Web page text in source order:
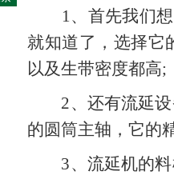
1、首先我们想
就知道了，选择它
以及生带密度都高;
2、还有流延设
的圆筒主轴，它的
3、流延机的料